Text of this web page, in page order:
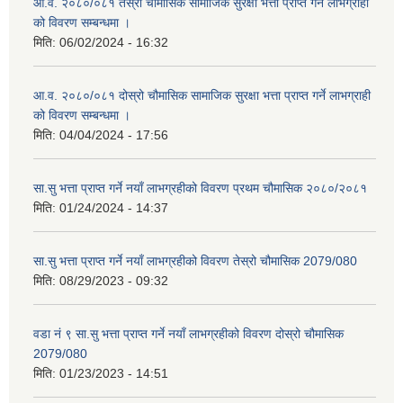
को विवरण सम्बन्धमा ।
मिति: 06/02/2024 - 16:32
आ.व. २०८०/०८१ दोस्रो चौमासिक सामाजिक सुरक्षा भत्ता प्राप्त गर्ने लाभग्राही
को विवरण सम्बन्धमा ।
मिति: 04/04/2024 - 17:56
सा.सु भत्ता प्राप्त गर्ने नयाँ लाभग्रहीको विवरण प्रथम चौमासिक २०८०/२०८१
मिति: 01/24/2024 - 14:37
सा.सु भत्ता प्राप्त गर्ने नयाँ लाभग्रहीको विवरण तेस्रो चौमासिक 2079/080
मिति: 08/29/2023 - 09:32
वडा नं ९ सा.सु भत्ता प्राप्त गर्ने नयाँ लाभग्रहीको विवरण दोस्रो चौमासिक
2079/080
मिति: 01/23/2023 - 14:51